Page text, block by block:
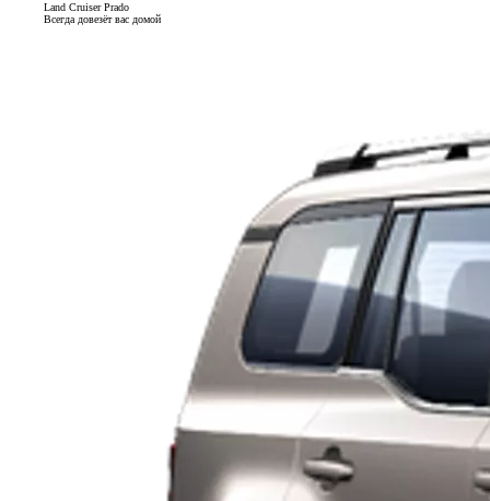
Land Cruiser Prado
Всегда довезёт вас домой